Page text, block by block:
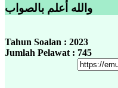
والله أعلم بالصواب
Tahun Soalan : 2023
Jumlah Pelawat : 745